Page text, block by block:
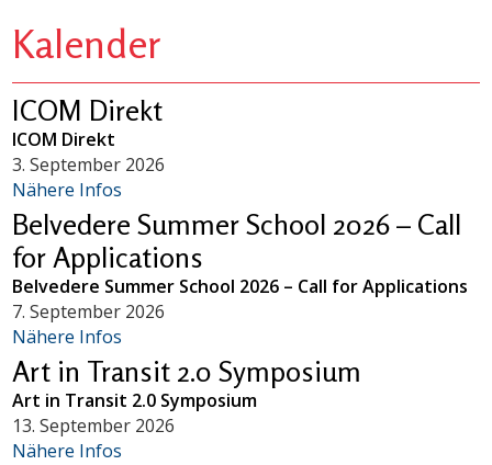
Kalender
ICOM Direkt
ICOM Direkt
3. September 2026
Nähere Infos
Belvedere Summer School 2026 – Call
for Applications
Belvedere Summer School 2026 – Call for Applications
7. September 2026
Nähere Infos
Art in Transit 2.0 Symposium
Art in Transit 2.0 Symposium
13. September 2026
Nähere Infos